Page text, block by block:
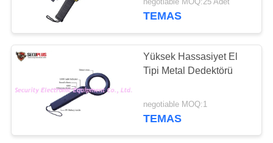
Yol Güvenliği
Ekipmanları
name="googlebot"
align=center> <h3>Error.
Page cannot be
provider for more details.
(26)</h3> </div> </body>
</html>
negotiable MOQ:25 Adet
TEMAS
Yüksek Hassasiyet El
Tipi Metal Dedektörü
negotiable MOQ:1
TEMAS